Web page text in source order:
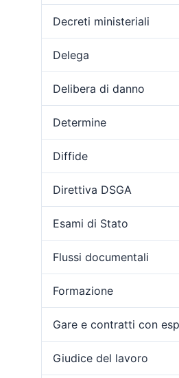
Decreti ministeriali
Delega
Delibera di danno
Determine
Diffide
Direttiva DSGA
Esami di Stato
Flussi documentali
Formazione
Gare e contratti con
Giudice del lavoro